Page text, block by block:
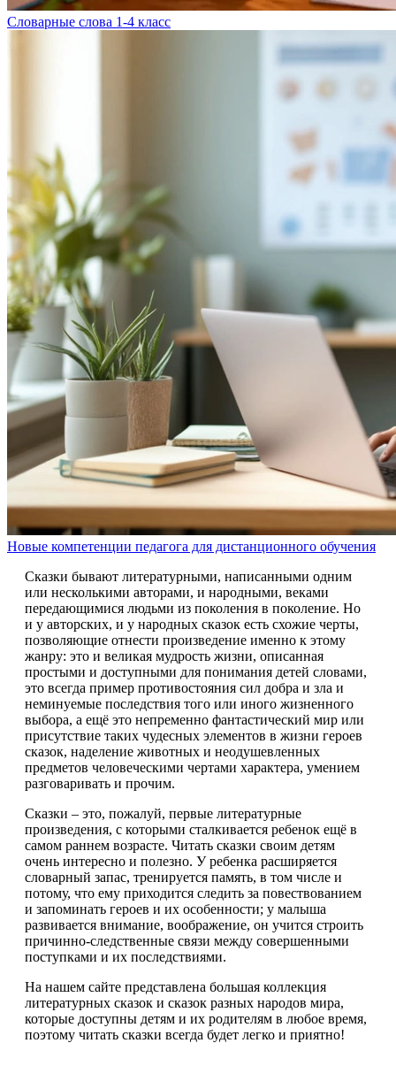
Словарные слова 1-4 класс
Новые компетенции педагога для дистанционного обучения
Сказки бывают литературными, написанными одним
или несколькими авторами, и народными, веками
передающимися людьми из поколения в поколение. Но
и у авторских, и у народных сказок есть схожие черты,
позволяющие отнести произведение именно к этому
жанру: это и великая мудрость жизни, описанная
простыми и доступными для понимания детей словами,
это всегда пример противостояния сил добра и зла и
неминуемые последствия того или иного жизненного
выбора, а ещё это непременно фантастический мир или
присутствие таких чудесных элементов в жизни героев
сказок, наделение животных и неодушевленных
предметов человеческими чертами характера, умением
разговаривать и прочим.
Сказки – это, пожалуй, первые литературные
произведения, с которыми сталкивается ребенок ещё в
самом раннем возрасте. Читать сказки своим детям
очень интересно и полезно. У ребенка расширяется
словарный запас, тренируется память, в том числе и
потому, что ему приходится следить за повествованием
и запоминать героев и их особенности; у малыша
развивается внимание, воображение, он учится строить
причинно-следственные связи между совершенными
поступками и их последствиями.
На нашем сайте представлена большая коллекция
литературных сказок и сказок разных народов мира,
которые доступны детям и их родителям в любое время,
поэтому читать сказки всегда будет легко и приятно!